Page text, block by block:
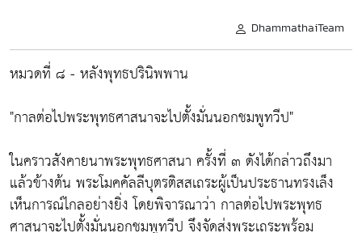
DhammathaiTeam
หมวดที่ ๘ - หลังพุทธปรินิพพาน
"กาลต่อไปพระพุทธศาสนาจะไปตั้งมั่นนอกชมพูทวีป"
ในคราวสังคายนาพระพุทธศาสนา ครั้งที่ ๓ ดังได้กล่าวถึงมา
แล้วข้างต้น พระโมคคัลลีบุตรติสสเถระผู้เป็นประธานทรงเล็ง
เห็นการณ์ไกลอย่างยิ่ง โดยพิจารณาว่า กาลต่อไปพระพุทธ
ศาสนาจะไปตั้งมั่นนอกชมพูทวีป จึงจัดส่งพระเถระพร้อม